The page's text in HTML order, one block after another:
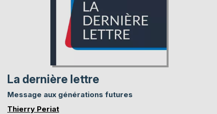
La dernière lettre
Message aux générations futures
Thierry Periat